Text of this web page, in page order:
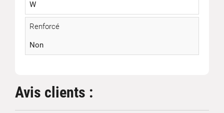
W
Renforcé
Non
Avis clients :